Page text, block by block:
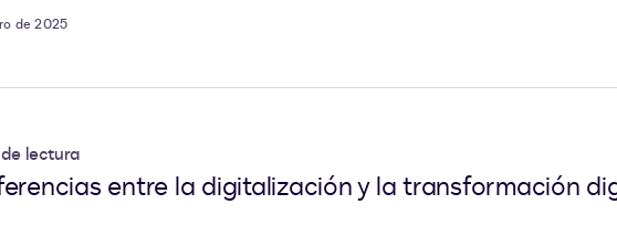
de 2025
lectura
entre la digitalización y la transformación